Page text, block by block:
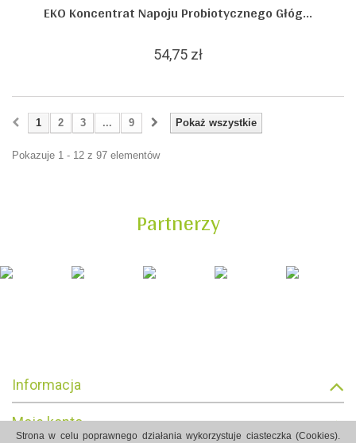
Strona w celu poprawnego działania wykorzystuje ciasteczka (Cookies).
EKO Koncentrat Napoju Probiotycznego Głóg...
54,75 zł
Pokaż wszystkie
1 2 3 ... 9
Pokazuje 1 - 12 z 97 elementów
Partnerzy
Informacja
Moje konto